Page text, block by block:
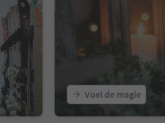
Voel de magie